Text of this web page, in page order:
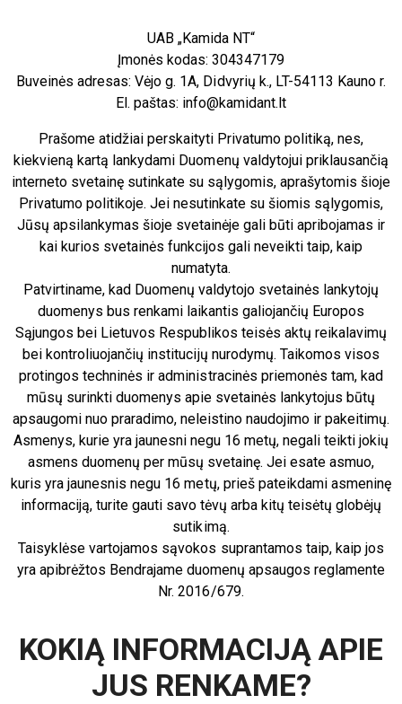
UAB „Kamida NT“
Įmonės kodas: 304347179
Buveinės adresas: Vėjo g. 1A, Didvyrių k., LT-54113 Kauno r.
El. paštas: info@kamidant.lt
Prašome atidžiai perskaityti Privatumo politiką, nes,
kiekvieną kartą lankydami Duomenų valdytojui priklausančią
interneto svetainę sutinkate su sąlygomis, aprašytomis šioje
Privatumo politikoje. Jei nesutinkate su šiomis sąlygomis,
Jūsų apsilankymas šioje svetainėje gali būti apribojamas ir
kai kurios svetainės funkcijos gali neveikti taip, kaip
numatyta.
Patvirtiname, kad Duomenų valdytojo svetainės lankytojų
duomenys bus renkami laikantis galiojančių Europos
Sąjungos bei Lietuvos Respublikos teisės aktų reikalavimų
bei kontroliuojančių institucijų nurodymų. Taikomos visos
protingos techninės ir administracinės priemonės tam, kad
mūsų surinkti duomenys apie svetainės lankytojus būtų
apsaugomi nuo praradimo, neleistino naudojimo ir pakeitimų.
Asmenys, kurie yra jaunesni negu 16 metų, negali teikti jokių
asmens duomenų per mūsų svetainę. Jei esate asmuo,
kuris yra jaunesnis negu 16 metų, prieš pateikdami asmeninę
informaciją, turite gauti savo tėvų arba kitų teisėtų globėjų
sutikimą.
Taisyklėse vartojamos sąvokos suprantamos taip, kaip jos
yra apibrėžtos Bendrajame duomenų apsaugos reglamente
Nr. 2016/679.
KOKIĄ INFORMACIJĄ APIE
JUS RENKAME?